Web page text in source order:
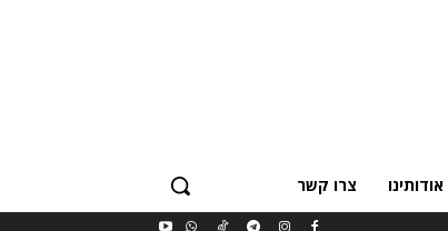
אודותינו צרו קשר